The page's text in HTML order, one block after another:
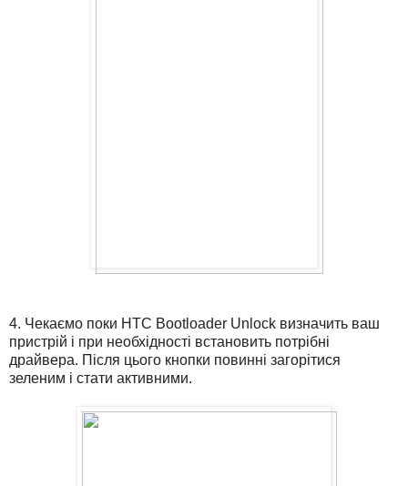
4. Чекаємо поки HTC Bootloader Unlock визначить ваш
пристрій і при необхідності встановить потрібні
драйвера. Після цього кнопки повинні загорітися
зеленим і стати активними.